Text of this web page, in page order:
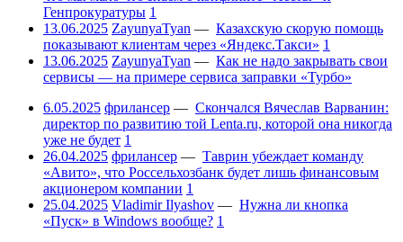
Генпрокуратуры 1
13.06.2025 ZayunyaTyan — Казахскую скорую помощь
показывают клиентам через «Яндекс.Такси» 1
13.06.2025 ZayunyaTyan — Как не надо закрывать свои
сервисы — на примере сервиса заправки «Турбо»
6.05.2025 фрилансер — Скончался Вячеслав Варванин:
директор по развитию той Lenta.ru, которой она никогда
уже не будет 1
26.04.2025 фрилансер — Таврин убеждает команду
«Авито», что Россельхозбанк будет лишь финансовым
акционером компании 1
25.04.2025 Vladimir Ilyashov — Нужна ли кнопка
«Пуск» в Windows вообще? 1